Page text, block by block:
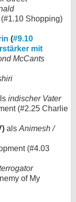
Shopping)
(#9.10
mit
McCants
indischer Vater
(#2.25 Charlie
als Animesh /
(#4.03
of My